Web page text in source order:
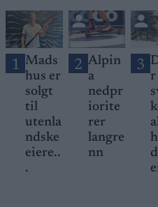
1 Mads
hus er
solgt
til
utenla
ndske
eiere..
.
2 Alpin
a
nedpr
iorite
rer
langre
nn
3
r